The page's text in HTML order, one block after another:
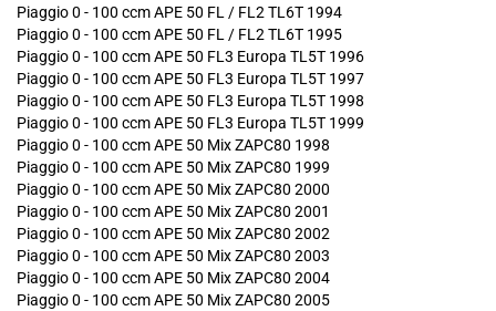
Piaggio 0 - 100 ccm APE 50 FL / FL2 TL6T 1994
Piaggio 0 - 100 ccm APE 50 FL / FL2 TL6T 1995
Piaggio 0 - 100 ccm APE 50 FL3 Europa TL5T 1996
Piaggio 0 - 100 ccm APE 50 FL3 Europa TL5T 1997
Piaggio 0 - 100 ccm APE 50 FL3 Europa TL5T 1998
Piaggio 0 - 100 ccm APE 50 FL3 Europa TL5T 1999
Piaggio 0 - 100 ccm APE 50 Mix ZAPC80 1998
Piaggio 0 - 100 ccm APE 50 Mix ZAPC80 1999
Piaggio 0 - 100 ccm APE 50 Mix ZAPC80 2000
Piaggio 0 - 100 ccm APE 50 Mix ZAPC80 2001
Piaggio 0 - 100 ccm APE 50 Mix ZAPC80 2002
Piaggio 0 - 100 ccm APE 50 Mix ZAPC80 2003
Piaggio 0 - 100 ccm APE 50 Mix ZAPC80 2004
Piaggio 0 - 100 ccm APE 50 Mix ZAPC80 2005